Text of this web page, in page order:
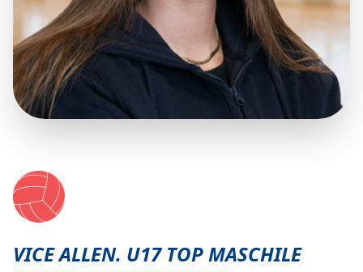
VICE ALLEN. U17 TOP MASCHILE